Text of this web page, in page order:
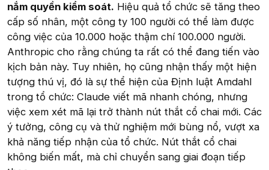
nắm quyền kiểm soát. Hiệu quả tổ chức sẽ tăng theo
cấp số nhân, một công ty 100 người có thể làm được
công việc của 10.000 hoặc thậm chí 100.000 người.
Anthropic cho rằng chúng ta rất có thể đang tiến vào
kịch bản này. Tuy nhiên, họ cũng nhận thấy một hiện
tượng thú vị, đó là sự thể hiện của Định luật Amdahl
trong tổ chức: Claude viết mã nhanh chóng, nhưng
việc xem xét mã lại trở thành nút thắt cổ chai mới. Các
ý tưởng, công cụ và thử nghiệm mới bùng nổ, vượt xa
khả năng tiếp nhận của tổ chức. Nút thắt cổ chai
không biến mất, mà chỉ chuyển sang giai đoạn tiếp